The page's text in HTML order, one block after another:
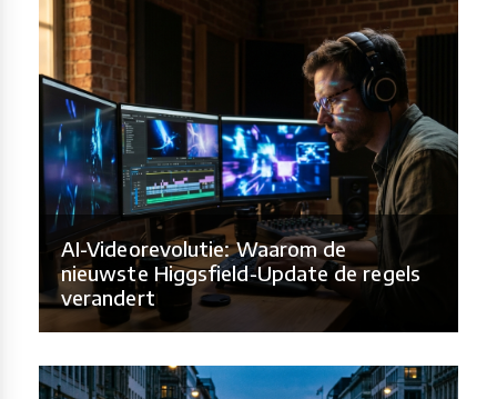
AI-Videorevolutie: Waarom de
nieuwste Higgsfield-Update de regels
verandert